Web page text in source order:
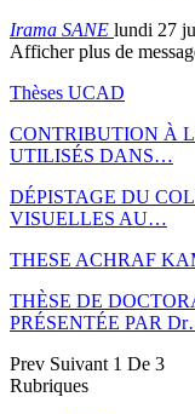
Irama SANE lundi 27
Afficher plus de
Thèses UCAD
CONTRIBUTION À
UTILISÉS DANS…
DÉPISTAGE DU
VISUELLES AU…
THESE ACHRAF
THÈSE DE
PRÉSENTÉE PAR
Prev Suivant 1 De 3
Rubriques